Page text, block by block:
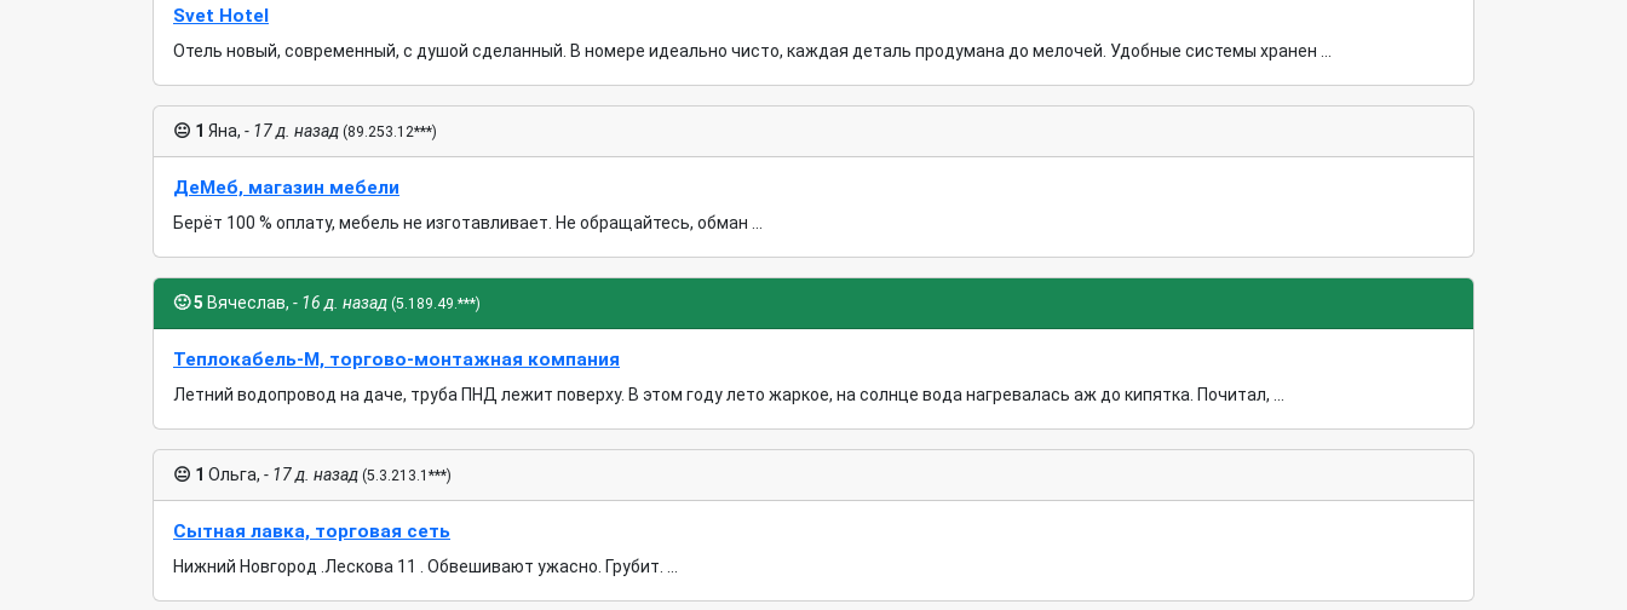
Svet Hotel
Отель новый, современный, с душой сделанный. В номере идеально чисто, каждая деталь продумана до мелочей. Удобные системы хранен ...
😐 1 Яна, - 17 д. назад (89.253.12***)
ДеМеб, магазин мебели
Берёт 100 % оплату, мебель не изготавливает. Не обращайтесь, обман ...
🙂5 Вячеслав, - 16 д. назад (5.189.49.***)
Теплокабель-М, торгово-монтажная компания
Летний водопровод на даче, труба ПНД лежит поверху. В этом году лето жаркое, на солнце вода нагревалась аж до кипятка. Почитал, ...
😐 1 Ольга, - 17 д. назад (5.3.213.1***)
Сытная лавка, торговая сеть
Нижний Новгород .Лескова 11 . Обвешивают ужасно. Грубит. ...